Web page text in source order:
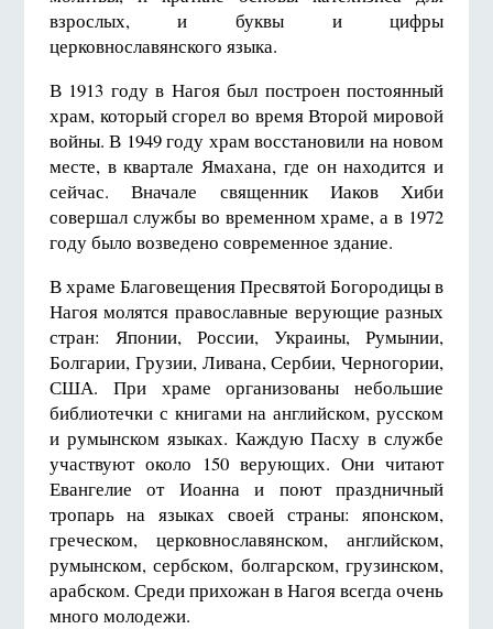
взрослых, и буквы и цифры
церковнославянского языка.
В 1913 году в Нагоя был построен постоянный
храм, который сгорел во время Второй мировой
войны. В 1949 году храм восстановили на новом
месте, в квартале Ямахана, где он находится и
сейчас. Вначале священник Иаков Хиби
совершал службы во временном храме, а в 1972
году было возведено современное здание.
В храме Благовещения Пресвятой Богородицы в
Нагоя молятся православные верующие разных
стран: Японии, России, Украины, Румынии,
Болгарии, Грузии, Ливана, Сербии, Черногории,
США. При храме организованы небольшие
библиотечки с книгами на английском, русском
и румынском языках. Каждую Пасху в службе
участвуют около 150 верующих. Они читают
Евангелие от Иоанна и поют праздничный
тропарь на языках своей страны: японском,
греческом, церковнославянском, английском,
румынском, сербском, болгарском, грузинском,
арабском. Среди прихожан в Нагоя всегда очень
много молодежи.